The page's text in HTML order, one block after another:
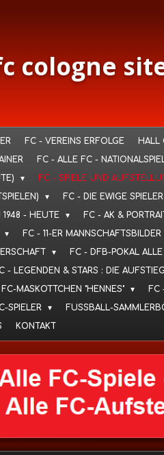
cologne
FC - VEREINS ERFOLGE HALL
FC - ALLE FC -
FC - SPIELE UND
FC - DIE EWIGE
1948 - HEUTE
FC - AK &
FC - 11-ER
FC - DFB-POKAL ALLE
- LEGENDEN & STARS : DIE
FC-MASKOTTCHEN "HENNES" FC
SPIELER FUSSBALL-
KONTAKT